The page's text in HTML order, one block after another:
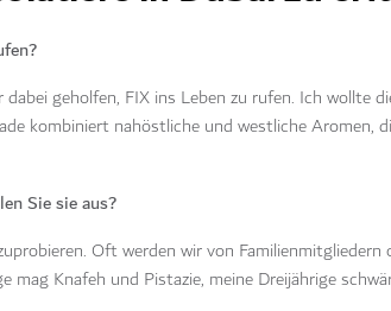
geholfen, FIX ins Leben zu rufen. Ich wollte
kombiniert nahöstliche und westliche Aromen,
Sie sie aus?
Oft werden wir von Familienmitgliedern
mag Knafeh und Pistazie, meine Dreijährige